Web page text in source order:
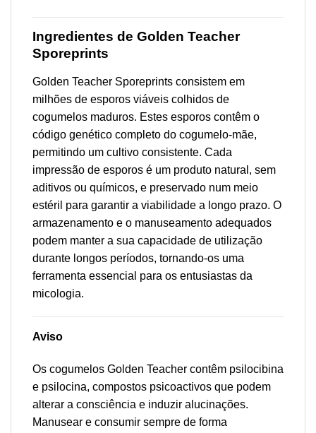
Ingredientes de Golden Teacher
Sporeprints
Golden Teacher Sporeprints consistem em
milhões de esporos viáveis colhidos de
cogumelos maduros. Estes esporos contêm o
código genético completo do cogumelo-mãe,
permitindo um cultivo consistente. Cada
impressão de esporos é um produto natural, sem
aditivos ou químicos, e preservado num meio
estéril para garantir a viabilidade a longo prazo. O
armazenamento e o manuseamento adequados
podem manter a sua capacidade de utilização
durante longos períodos, tornando-os uma
ferramenta essencial para os entusiastas da
micologia.
Aviso
Os cogumelos Golden Teacher contêm psilocibina
e psilocina, compostos psicoactivos que podem
alterar a consciência e induzir alucinações.
Manusear e consumir sempre de forma